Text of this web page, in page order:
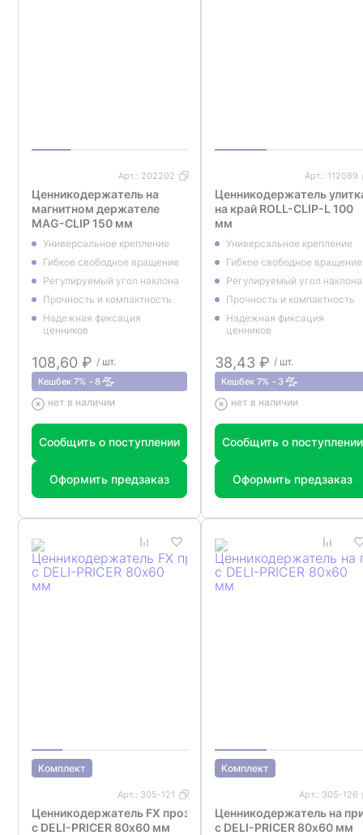
Арт.: 202202
Ценникодержатель на
магнитном держателе
MAG-CLIP 150 мм
Универсальное крепление
Гибкое свободное вращение
Регулируемый угол наклона
Прочность и компактность
Надежная фиксация
ценников
108,60 ₽ / шт.
Кешбек 7% 8
нет в наличии
Сообщить о поступлении
Оформить предзаказ
Арт.: 112089
Ценникодержатель
на край ROLL-CLIP-L 100
мм
Универсальное крепление
Гибкое свободное вращение
Регулируемый угол наклона
Прочность и компактность
Надежная фиксация
ценников
38,43 ₽ / шт.
Кешбек 7% 3
нет в наличии
Сообщить о поступлении
Оформить предзаказ
Комплект
Арт.: 305-121
Ценникодержатель FX прозрачный
с DELI-PRICER 80х60 мм
Комплект
Арт.: 305-126
Ценникодержатель на
с DELI-PRICER 80х60 мм